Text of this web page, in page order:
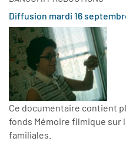
Diffusion mardi 16
Ce documentaire contient
fonds Mémoire filmique sur
familiales.